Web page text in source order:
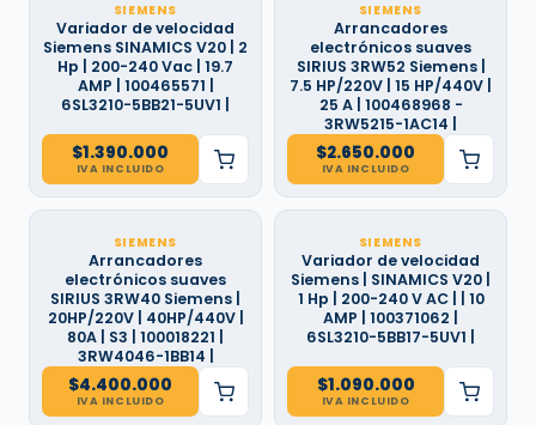
SIEMENS
Variador de velocidad
Siemens SINAMICS V20 | 2
Hp | 200-240 Vac | 19.7
AMP | 100465571 |
6SL3210-5BB21-5UV1 |
$1.390.000
IVA INCLUIDO
SIEMENS
Arrancadores
electrónicos suaves
SIRIUS 3RW52 Siemens |
7.5 HP/220V | 15 HP/440V |
25 A | 100468968 -
3RW5215-1AC14 |
$2.650.000
IVA INCLUIDO
SIEMENS
Arrancadores
electrónicos suaves
SIRIUS 3RW40 Siemens |
20HP/220V | 40HP/440V |
80A | S3 | 100018221 |
3RW4046-1BB14 |
$4.400.000
IVA INCLUIDO
SIEMENS
Variador de velocidad
Siemens | SINAMICS V20 |
1 Hp | 200-240 V AC | | 10
AMP | 100371062 |
6SL3210-5BB17-5UV1 |
$1.090.000
IVA INCLUIDO